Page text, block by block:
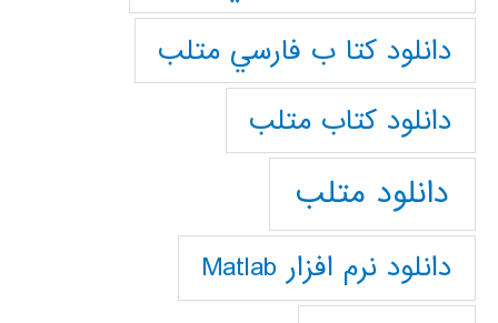
دانلود كتا ب فارسي متلب
دانلود كتاب متلب
دانلود متلب
دانلود نرم افزار Matlab